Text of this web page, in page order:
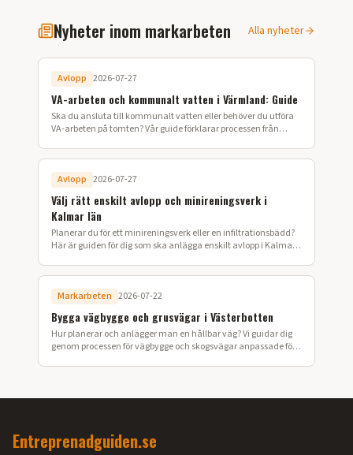
Nyheter inom markarbeten Alla nyheter
Avlopp 2026-07-27
VA-arbeten och kommunalt vatten i Värmland: Guide
Ska du ansluta till kommunalt vatten eller behöver du utföra
VA-arbeten på tomten? Vår guide förklarar processen från
Avlopp 2026-07-27
Välj rätt enskilt avlopp och minireningsverk i
Kalmar län
Planerar du för ett minireningsverk eller en infiltrationsbädd?
Här är guiden för dig som ska anlägga enskilt avlopp i Kalmar
Markarbeten 2026-07-22
Bygga vägbygge och grusvägar i Västerbotten
Hur planerar och anlägger man en hållbar väg? Vi guidar dig
genom processen för vägbygge och skogsvägar anpassade för
Entreprenadguiden.se